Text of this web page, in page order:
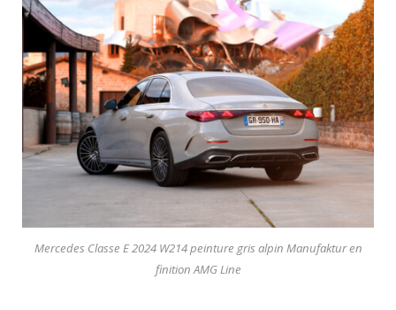
Mercedes Classe E 2024 W214 peinture gris alpin Manufaktur en
finition AMG Line